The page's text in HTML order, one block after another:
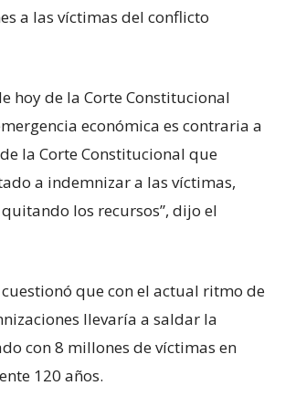
a las víctimas del conflicto
hoy de la Corte Constitucional
económica es contraria a
la Corte Constitucional que
a indemnizar a las víctimas,
los recursos”, dijo el
que con el actual ritmo de
llevaría a saldar la
con 8 millones de víctimas en
120 años.